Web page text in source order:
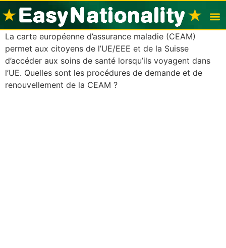
La carte européenne d’assurance maladie (CEAM)
permet aux citoyens de l’UE/EEE et de la Suisse
d’accéder aux soins de santé lorsqu’ils voyagent dans
l’UE. Quelles sont les procédures de demande et de
renouvellement de la CEAM ?